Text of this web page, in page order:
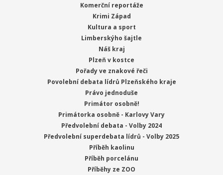
Dobré zprávy z regionů
Komerční reportáže
Krimi Západ
Kultura a sport
Limberskýho šajtle
Náš kraj
Plzeň v kostce
Pořady ve znakové řeči
Povolební debata lídrů Plzeňského kraje
Právo jednoduše
Primátor osobně!
Primátorka osobně - Karlovy Vary
Předvolební debata - Volby 2024
Předvolební superdebata lídrů - Volby 2025
Příběh kaolinu
Příběh porcelánu
Příběhy ze ZOO